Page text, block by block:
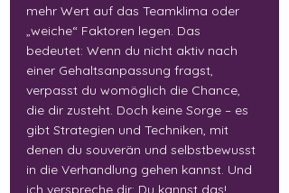
mehr Wert auf das Teamklima oder
„weiche“ Faktoren legen. Das
bedeutet: Wenn du nicht aktiv nach
einer Gehaltsanpassung fragst,
verpasst du womöglich die Chance,
die dir zusteht. Doch keine Sorge – es
gibt Strategien und Techniken, mit
denen du souverän und selbstbewusst
in die Verhandlung gehen kannst. Und
ich verspreche dir: Du kannst das!